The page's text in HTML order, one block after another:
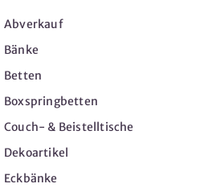
Abverkauf
Bänke
Betten
Boxspringbetten
Couch- & Beistelltische
Dekoartikel
Eckbänke